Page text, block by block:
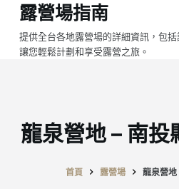
跳
至
主
露營場指南
提供全台各地露營場的詳細資訊，包括
讓您輕鬆計劃和享受露營之旅。
龍泉營地 – 南
首頁 露營場 龍泉營